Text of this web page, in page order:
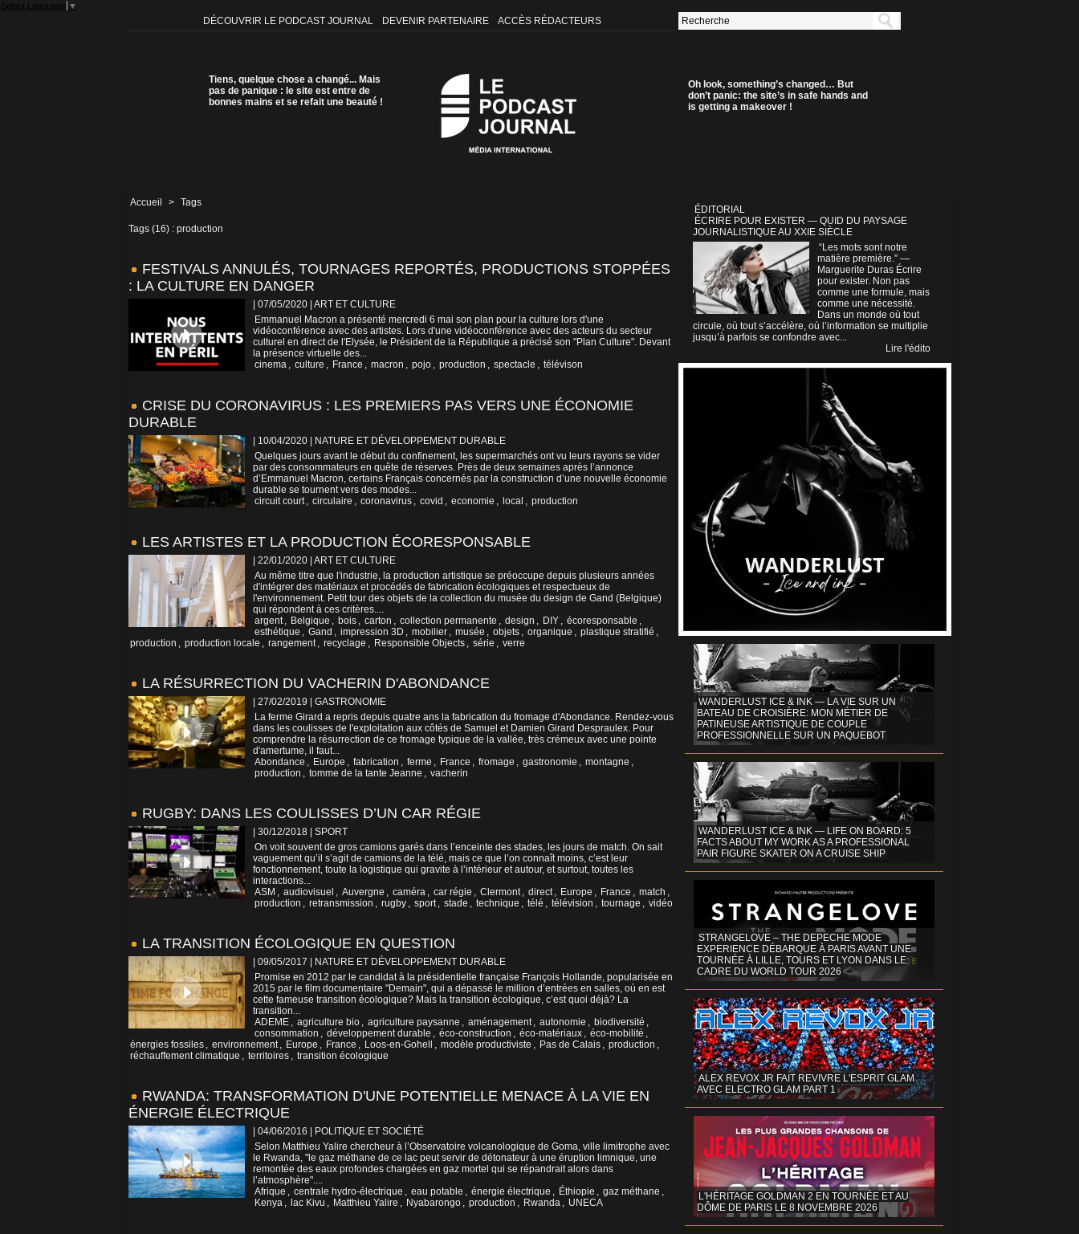
Select Language ▼
DÉCOUVRIR LE PODCAST JOURNAL DEVENIR PARTENAIRE ACCÈS RÉDACTEURS
Tiens, quelque chose a changé... Mais
pas de panique : le site est entre de
bonnes mains et se refait une beauté !
Oh look, something’s changed… But
don’t panic: the site’s in safe hands and
is getting a makeover !
Accueil > Tags
Tags (16) : production
FESTIVALS ANNULÉS, TOURNAGES REPORTÉS, PRODUCTIONS STOPPÉES
: LA CULTURE EN DANGER
| 07/05/2020 ART ET CULTURE
Emmanuel Macron a présenté mercredi 6 mai son plan pour la culture lors d'une
vidéoconférence avec des artistes. Lors d'une vidéoconférence avec des acteurs du secteur
culturel en direct de l'Elysée, le Président de la République a précisé son "Plan Culture". Devant
la présence virtuelle des...
cinema , culture , France , macron , pojo , production , spectacle , télévison
CRISE DU CORONAVIRUS : LES PREMIERS PAS VERS UNE ÉCONOMIE
DURABLE
| 10/04/2020
NATURE ET DÉVELOPPEMENT DURABLE
Quelques jours avant le début du confinement, les supermarchés ont vu leurs rayons se vider
par des consommateurs en quête de réserves. Près de deux semaines après l’annonce
d’Emmanuel Macron, certains Français concernés par la construction d’une nouvelle économie
durable se tournent vers des modes...
circuit court , circulaire , coronavirus , covid , economie , local , production
LES ARTISTES ET LA PRODUCTION ÉCORESPONSABLE
| 22/01/2020 ART ET CULTURE
Au même titre que l'industrie, la production artistique se préoccupe depuis plusieurs années
d'intégrer des matériaux et procédés de fabrication écologiques et respectueux de
l'environnement. Petit tour des objets de la collection du musée du design de Gand (Belgique)
qui répondent à ces critères....
argent , Belgique , bois , carton , collection permanente , design , DIY , écoresponsable ,
esthétique , Gand , impression 3D , mobilier , musée , objets , organique , plastique stratifié ,
production , production locale , rangement , recyclage , Responsible Objects , série , verre
LA RÉSURRECTION DU VACHERIN D'ABONDANCE
| 27/02/2019
GASTRONOMIE
La ferme Girard a repris depuis quatre ans la fabrication du fromage d'Abondance. Rendez-vous
dans les coulisses de l'exploitation aux côtés de Samuel et Damien Girard Despraulex. Pour
comprendre la résurrection de ce fromage typique de la vallée, très crémeux avec une pointe
d'amertume, il faut...
Abondance , Europe , fabrication , ferme , France , fromage , gastronomie , montagne ,
production , tomme de la tante Jeanne , vacherin
RUGBY: DANS LES COULISSES D’UN CAR RÉGIE
| 30/12/2018
SPORT
On voit souvent de gros camions garés dans l’enceinte des stades, les jours de match. On sait
vaguement qu’il s’agit de camions de la télé, mais ce que l’on connaît moins, c’est leur
fonctionnement, toute la logistique qui gravite à l’intérieur et autour, et surtout, toutes les
interactions...
ASM , audiovisuel , Auvergne , caméra , car régie , Clermont , direct , Europe , France , match ,
production , retransmission , rugby , sport , stade , technique , télé , télévision , tournage , vidéo
LA TRANSITION ÉCOLOGIQUE EN QUESTION
| 09/05/2017
NATURE ET DÉVELOPPEMENT DURABLE
Promise en 2012 par le candidat à la présidentielle française François Hollande, popularisée en
2015 par le film documentaire "Demain", qui a dépassé le million d’entrées en salles, où en est
cette fameuse transition écologique? Mais la transition écologique, c’est quoi déjà? La
transition...
ADEME , agriculture bio , agriculture paysanne , aménagement , autonomie , biodiversité ,
consommation , développement durable , éco-construction , éco-matériaux , éco-mobilité ,
énergies fossiles , environnement , Europe , France , Loos-en-Gohell , modèle productiviste , Pas de Calais , production ,
réchauffement climatique , territoires , transition écologique
RWANDA: TRANSFORMATION D'UNE POTENTIELLE MENACE À LA VIE EN
ÉNERGIE ÉLECTRIQUE
| 04/06/2016
POLITIQUE ET SOCIÉTÉ
Selon Matthieu Yalire chercheur à l’Observatoire volcanologique de Goma, ville limitrophe avec
le Rwanda, "le gaz méthane de ce lac peut servir de détonateur à une éruption limnique, une
remontée des eaux profondes chargées en gaz mortel qui se répandrait alors dans
l’atmosphère"....
Afrique , centrale hydro-électrique , eau potable , énergie électrique , Éthiopie , gaz méthane ,
Kenya , lac Kivu , Matthieu Yalire , Nyabarongo , production , Rwanda , UNECA
ÉDITORIAL
ÉCRIRE POUR EXISTER — QUID DU PAYSAGE
JOURNALISTIQUE AU XXIE SIÈCLE
“Les mots sont notre
matière première.” —
Marguerite Duras Écrire
pour exister. Non pas
comme une formule, mais
comme une nécessité.
Dans un monde où tout
circule, où tout s’accélère, où l’information se multiplie
jusqu’à parfois se confondre avec...
Lire l'édito
WANDERLUST ICE & INK — LA VIE SUR UN
BATEAU DE CROISIÈRE: MON MÉTIER DE
PATINEUSE ARTISTIQUE DE COUPLE
PROFESSIONNELLE SUR UN PAQUEBOT
WANDERLUST ICE & INK — LIFE ON BOARD: 5
FACTS ABOUT MY WORK AS A PROFESSIONAL
PAIR FIGURE SKATER ON A CRUISE SHIP
STRANGELOVE – THE DEPECHE MODE
EXPERIENCE DÉBARQUE À PARIS AVANT UNE
TOURNÉE À LILLE, TOURS ET LYON DANS LE
CADRE DU WORLD TOUR 2026
ALEX REVOX JR FAIT REVIVRE L'ESPRIT GLAM
AVEC ELECTRO GLAM PART 1
L'HÉRITAGE GOLDMAN 2 EN TOURNÉE ET AU
DÔME DE PARIS LE 8 NOVEMBRE 2026